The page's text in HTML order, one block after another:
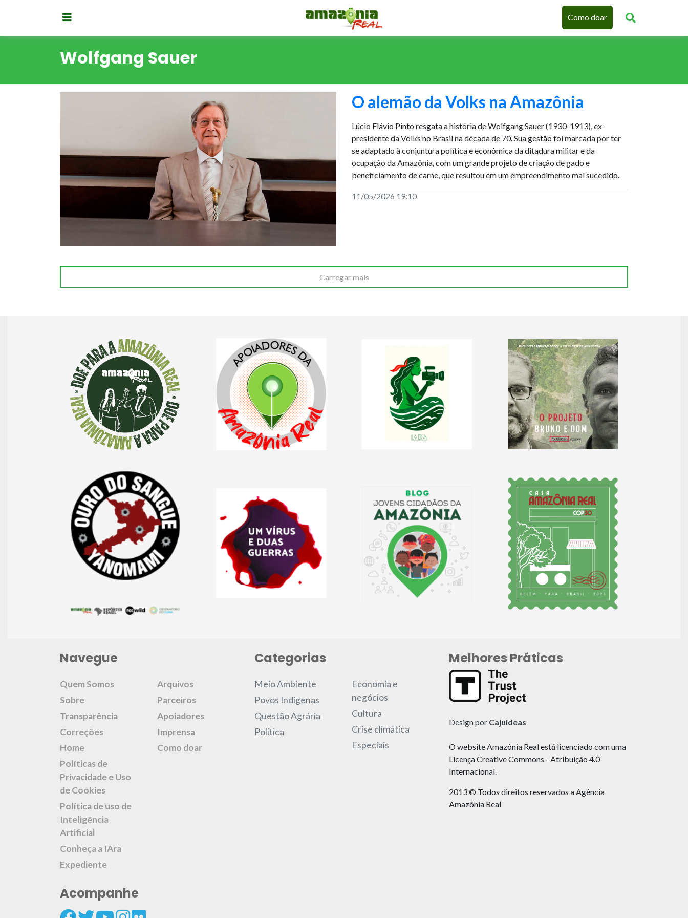
Como doar
Wolfgang Sauer
O alemão da Volks na Amazônia
Lúcio Flávio Pinto resgata a história de Wolfgang Sauer (1930-1913), ex-
presidente da Volks no Brasil na década de 70. Sua gestão foi marcada por ter
se adaptado à conjuntura política e econômica da ditadura militar e da
ocupação da Amazônia, com um grande projeto de criação de gado e
beneficiamento de carne, que resultou em um empreendimento mal sucedido.
11/05/2026 19:10
Carregar mais
Navegue
Quem Somos
Sobre
Transparência
Correções
Home
Políticas de
Privacidade e Uso
de Cookies
Política de uso de
Inteligência
Artificial
Conheça a IAra
Expediente
Arquivos
Parceiros
Apoiadores
Imprensa
Como doar
Acompanhe
Categorias
Meio Ambiente
Povos Indígenas
Questão Agrária
Política
Economia e
negócios
Cultura
Crise climática
Especiais
Melhores Práticas
Design por Cajuideas
O website Amazônia Real está licenciado com uma
Licença Creative Commons - Atribuição 4.0
Internacional.
2013 © Todos direitos reservados a Agência
Amazônia Real